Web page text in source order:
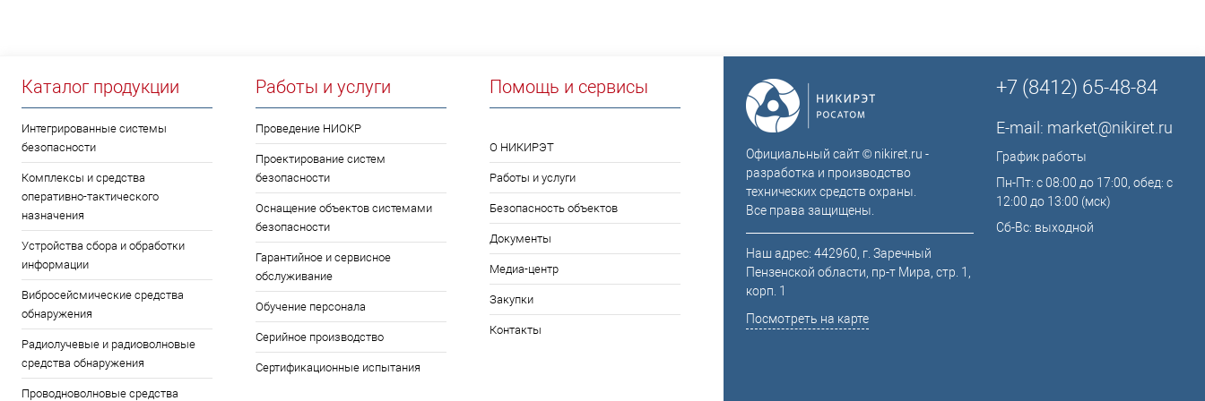
Каталог продукции
Интегрированные системы
безопасности
Комплексы и средства
оперативно-тактического
назначения
Устройства сбора и обработки
информации
Вибросейсмические средства
обнаружения
Радиолучевые и радиоволновые
средства обнаружения
Проводноволновые средства
Работы и услуги
Проведение НИОКР
Проектирование систем
безопасности
Оснащение объектов системами
безопасности
Гарантийное и сервисное
обслуживание
Обучение персонала
Серийное производство
Сертификационные испытания
Помощь и сервисы
О НИКИРЭТ
Работы и услуги
Безопасность объектов
Документы
Медиа-центр
Закупки
Контакты
Официальный сайт © nikiret.ru -
разработка и производство
технических средств охраны.
Все права защищены.
Наш адрес: 442960, г. Заречный
Пензенской области, пр-т Мира, стр. 1,
корп. 1
Посмотреть на карте
+7 (8412) 65-48-84
E-mail: market@nikiret.ru
График работы
Пн-Пт: с 08:00 до 17:00, обед: с
12:00 до 13:00 (мск)
Сб-Вс: выходной